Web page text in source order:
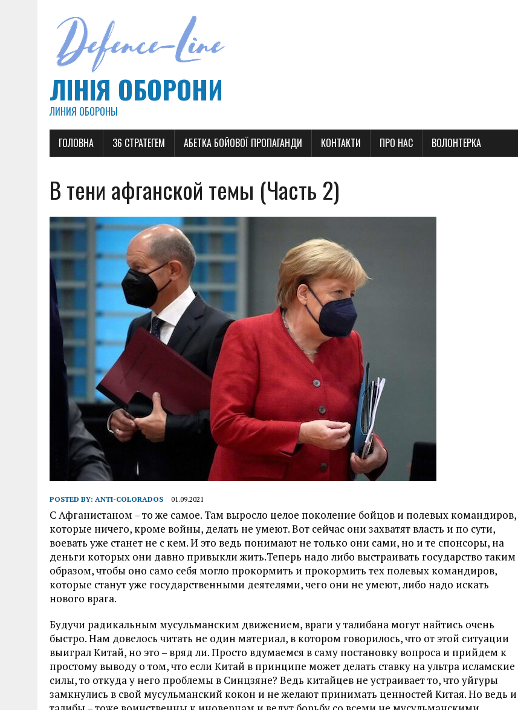
ЛІНІЯ ОБОРОНИ
ЛИНИЯ ОБОРОНЫ
ГОЛОВНА 36 СТРАТЕГЕМ АБЕТКА БОЙОВОЇ ПРОПАГАНДИ КОНТАКТИ ПРО НАС ВОЛОНТЕРКА
В тени афганской темы (Часть 2)
POSTED BY: ANTI-COLORADOS 01.09.2021
С Афганистаном – то же самое. Там выросло целое поколение бойцов и полевых командиров,
которые ничего, кроме войны, делать не умеют. Вот сейчас они захватят власть и по сути,
воевать уже станет не с кем. И это ведь понимают не только они сами, но и те спонсоры, на
деньги которых они давно привыкли жить.Теперь надо либо выстраивать государство таким
образом, чтобы оно само себя могло прокормить и прокормить тех полевых командиров,
которые станут уже государственными деятелями, чего они не умеют, либо надо искать
нового врага.
Будучи радикальным мусульманским движением, враги у талибана могут найтись очень
быстро. Нам довелось читать не один материал, в котором говорилось, что от этой ситуации
выиграл Китай, но это – вряд ли. Просто вдумаемся в саму постановку вопроса и прийдем к
простому выводу о том, что если Китай в принципе может делать ставку на ультра исламские
силы, то откуда у него проблемы в Синцзяне? Ведь китайцев не устраивает то, что уйгуры
замкнулись в свой мусульманский кокон и не желают принимать ценностей Китая. Но ведь и